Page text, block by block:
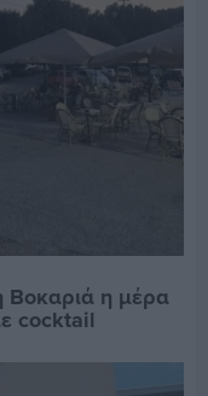
Βοκαριά η μέρα
cocktail